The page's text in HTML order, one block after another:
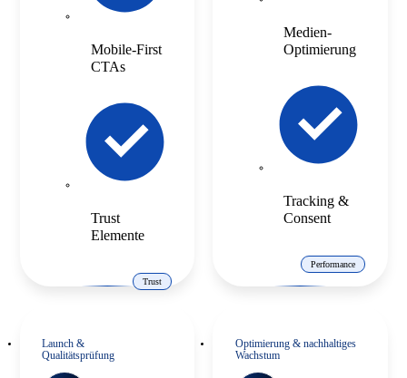
Mobile-First
CTAs
Trust
Elemente
Trust
Medien-
Optimierung
Tracking &
Consent
Performance
Launch &
Qualitätsprüfung
Optimierung & nachhaltiges
Wachstum